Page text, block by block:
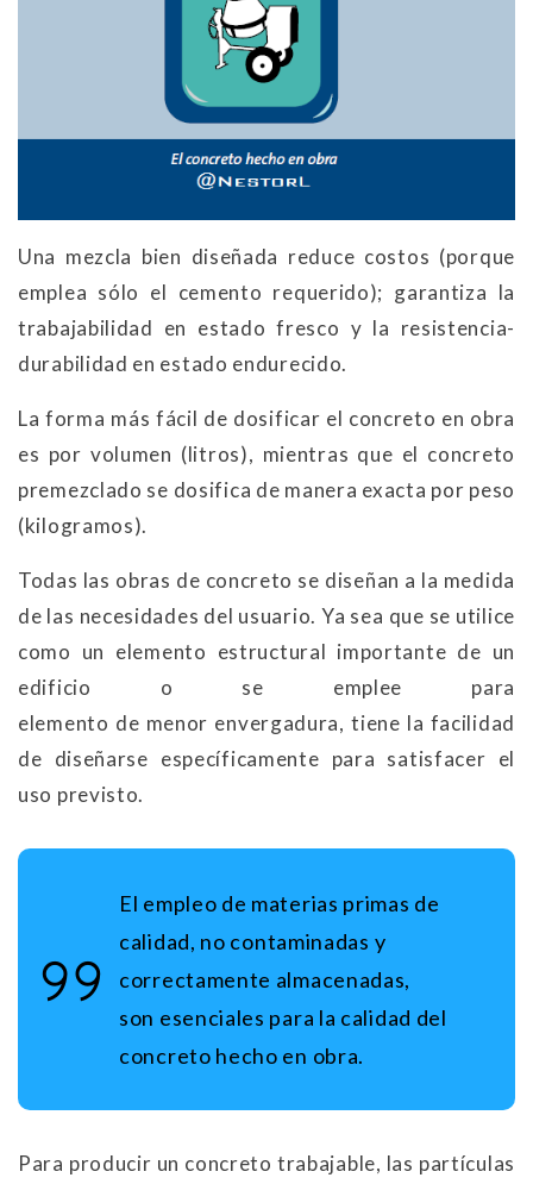
Una mezcla bien diseñada reduce costos (porque
emplea sólo el cemento requerido); garantiza la
trabajabilidad en estado fresco y la resistencia-
durabilidad en estado endurecido.
La forma más fácil de dosificar el concreto en obra
es por volumen (litros), mientras que el concreto
premezclado se dosifica de manera exacta por peso
(kilogramos).
Todas las obras de concreto se diseñan a la medida
de las necesidades del usuario. Ya sea que se utilice
como un elemento estructural importante de un
edificio o se emplee para
elemento de menor envergadura, tiene la facilidad
de diseñarse específicamente para satisfacer el
uso previsto.
El empleo de materias primas de
calidad, no contaminadas y
correctamente almacenadas,
son esenciales para la calidad del
concreto hecho en obra.
Para producir un concreto trabajable, las partículas